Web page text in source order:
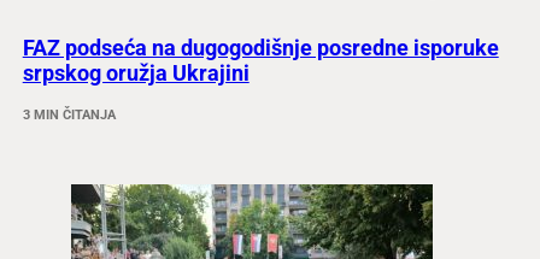
FAZ podseća na dugogodišnje posredne isporuke
srpskog oružja Ukrajini
3 MIN ČITANJA